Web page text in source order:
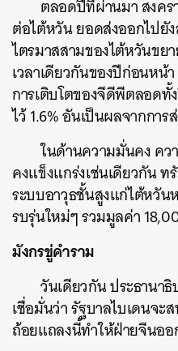
ตลอดปีที่ผ่านมา สงค
ต่อไต้หวัน ยอดส่งออกไปยั
ไตรมาสสามของไต้หวันขย
เวลาเดียวกันของปีก่อนห
การเติบโตของจีดีพีตลอดทั้
ไว้ 1.6% อันเป็นผลจากกา
ในด้านความมั่นคง ค
คงแข็งแกร่งเช่นเดียวกัน
ระบบอาวุธชั้นสูงแก่ไต้หวัน
รบรุ่นใหม่ๆ รวมมูลค่า
มังกรขู่คำราม
วันเดียวกัน ประธานา
เชื่อมั่นว่า รัฐบาลไบเดนจ
ถ้อยแถลงนี้ทำให้ฝ่ายจีนอ
SHARE